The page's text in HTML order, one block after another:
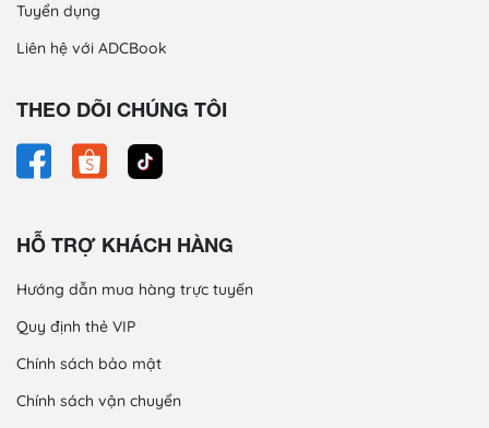
Tuyển dụng
Liên hệ với ADCBook
THEO DÕI CHÚNG TÔI
HỖ TRỢ KHÁCH HÀNG
Hướng dẫn mua hàng trực tuyến
Quy định thẻ VIP
Chính sách bảo mật
Chính sách vận chuyển